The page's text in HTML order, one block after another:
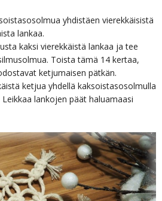
yhdistäen vierekkäisistä
lankaa.
kaksi vierekkäistä lankaa ja tee
Toista tämä 14 kertaa,
ketjumaisen pätkän.
ketjua yhdellä kaksoistasosolmulla
lankojen päät haluamaasi